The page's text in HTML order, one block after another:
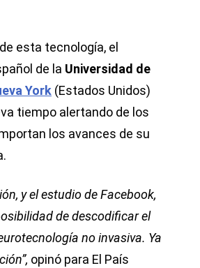
esta tecnología, el
de la Universidad de
York (Estados Unidos)
tiempo alertando de los
los avances de su
y el estudio de Facebook,
de descodificar el
no invasiva. Ya
opinó para El País